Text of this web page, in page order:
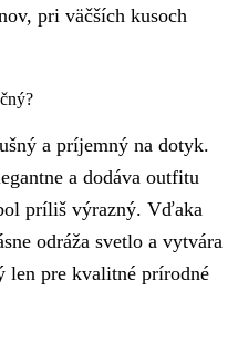
pri väčších kusoch
a príjemný na dotyk.
a dodáva outfitu
príliš výrazný. Vďaka
odráža svetlo a vytvára
len pre kvalitné prírodné